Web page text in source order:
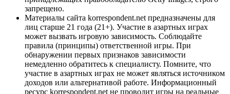
запрещено.
Материалы сайта korrespondent.net предназначены для
лиц старше 21 года (21+). Участие в азартных играх
может вызвать игровую зависимость. Соблюдайте
правила (принципы) ответственной игры. При
обнаружении первых признаков зависимости
немедленно обратитесь к специалисту. Помните, что
участие в азартных играх не может являться источником
доходов или альтернативой работе. Информационный
ресурс korrespondent.net не проводит игры на реальные